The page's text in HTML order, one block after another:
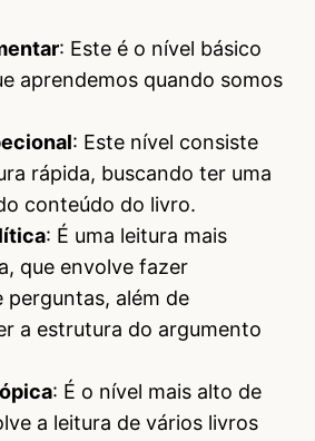
: Este é o nível básico
aprendemos quando somos
: Este nível consiste
rápida, buscando ter uma
conteúdo do livro.
: É uma leitura mais
que envolve fazer
perguntas, além de
a estrutura do argumento
: É o nível mais alto de
a leitura de vários livros